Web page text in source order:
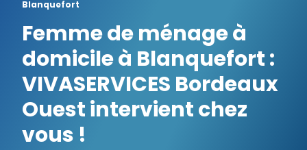
Blanquefort
Femme de ménage à
domicile à Blanquefort :
VIVASERVICES Bordeaux
Ouest intervient chez
vous !